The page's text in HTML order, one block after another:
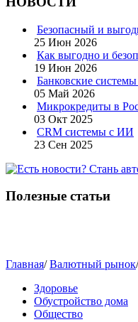
Безопасный и
25 Июн 2026
Как выгодно и
19 Июн 2026
Банковские
05 Май 2026
Микрокредиты в
03 Окт 2025
CRM системы с ИИ
23 Сен 2025
Полезные статьи
Главная/Валютный рынок
Здоровье
Обустройство дома
Общество